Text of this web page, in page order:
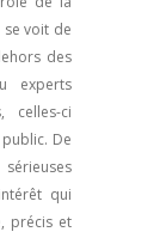
se voit de
des
experts
celles-ci
De
qui
précis et